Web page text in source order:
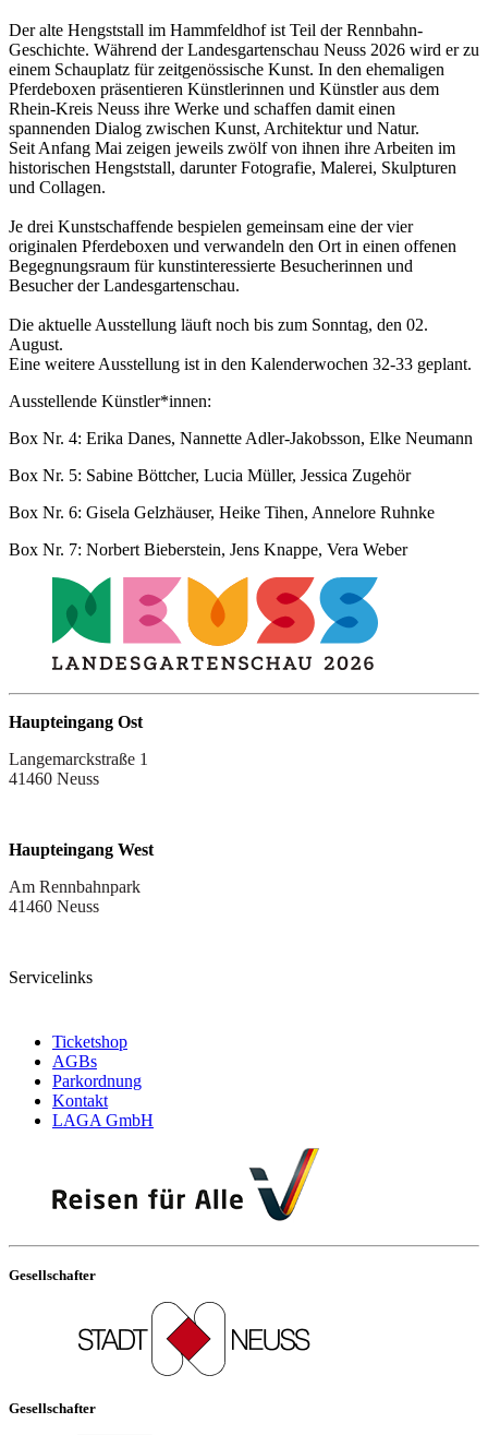
Der alte Hengststall im Hammfeldhof ist Teil der Rennbahn-
Geschichte. Während der Landesgartenschau Neuss 2026 wird er zu
einem Schauplatz für zeitgenössische Kunst. In den ehemaligen
Pferdeboxen präsentieren Künstlerinnen und Künstler aus dem
Rhein-Kreis Neuss ihre Werke und schaffen damit einen
spannenden Dialog zwischen Kunst, Architektur und Natur.
Seit Anfang Mai zeigen jeweils zwölf von ihnen ihre Arbeiten im
historischen Hengststall, darunter Fotografie, Malerei, Skulpturen
und Collagen.
Je drei Kunstschaffende bespielen gemeinsam eine der vier
originalen Pferdeboxen und verwandeln den Ort in einen offenen
Begegnungsraum für kunstinteressierte Besucherinnen und
Besucher der Landesgartenschau.
Die aktuelle Ausstellung läuft noch bis zum Sonntag, den 02.
August.
Eine weitere Ausstellung ist in den Kalenderwochen 32-33 geplant.
Ausstellende Künstler*innen:
Box Nr. 4: Erika Danes, Nannette Adler-Jakobsson, Elke Neumann
Box Nr. 5: Sabine Böttcher, Lucia Müller, Jessica Zugehör
Box Nr. 6: Gisela Gelzhäuser, Heike Tihen, Annelore Ruhnke
Box Nr. 7: Norbert Bieberstein, Jens Knappe, Vera Weber
Haupteingang Ost
Langemarckstraße 1
41460 Neuss
Haupteingang West
Am Rennbahnpark
41460 Neuss
Servicelinks
Ticketshop
AGBs
Parkordnung
Kontakt
LAGA GmbH
Gesellschafter
Gesellschafter